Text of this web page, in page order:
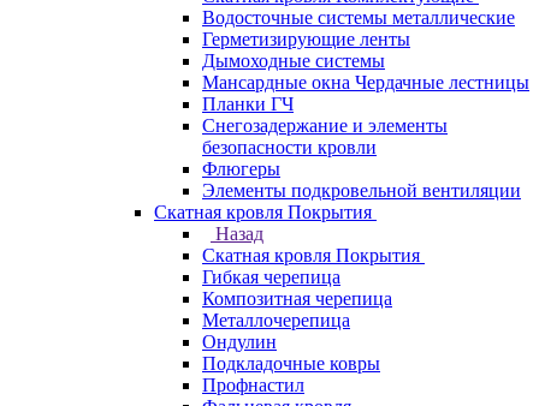
Водосточные системы металлические
Герметизирующие ленты
Дымоходные системы
Мансардные окна Чердачные лестницы
Планки ГЧ
Снегозадержание и элементы
безопасности кровли
Флюгеры
Элементы подкровельной вентиляции
Скатная кровля Покрытия
Назад
Скатная кровля Покрытия
Гибкая черепица
Композитная черепица
Металлочерепица
Ондулин
Подкладочные ковры
Профнастил